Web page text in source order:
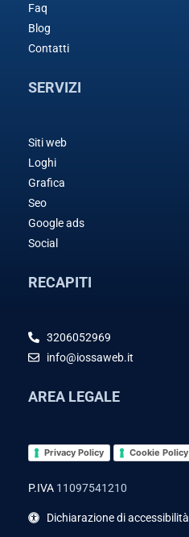
Faq
Blog
Contatti
SERVIZI
Siti web
Loghi
Grafica
Seo
Google ads
Social
RECAPITI
3206052969
info@iossaweb.it
AREA LEGALE
Privacy Policy Cookie Policy
P.IVA 11097541210
Dichiarazione di accessibilità